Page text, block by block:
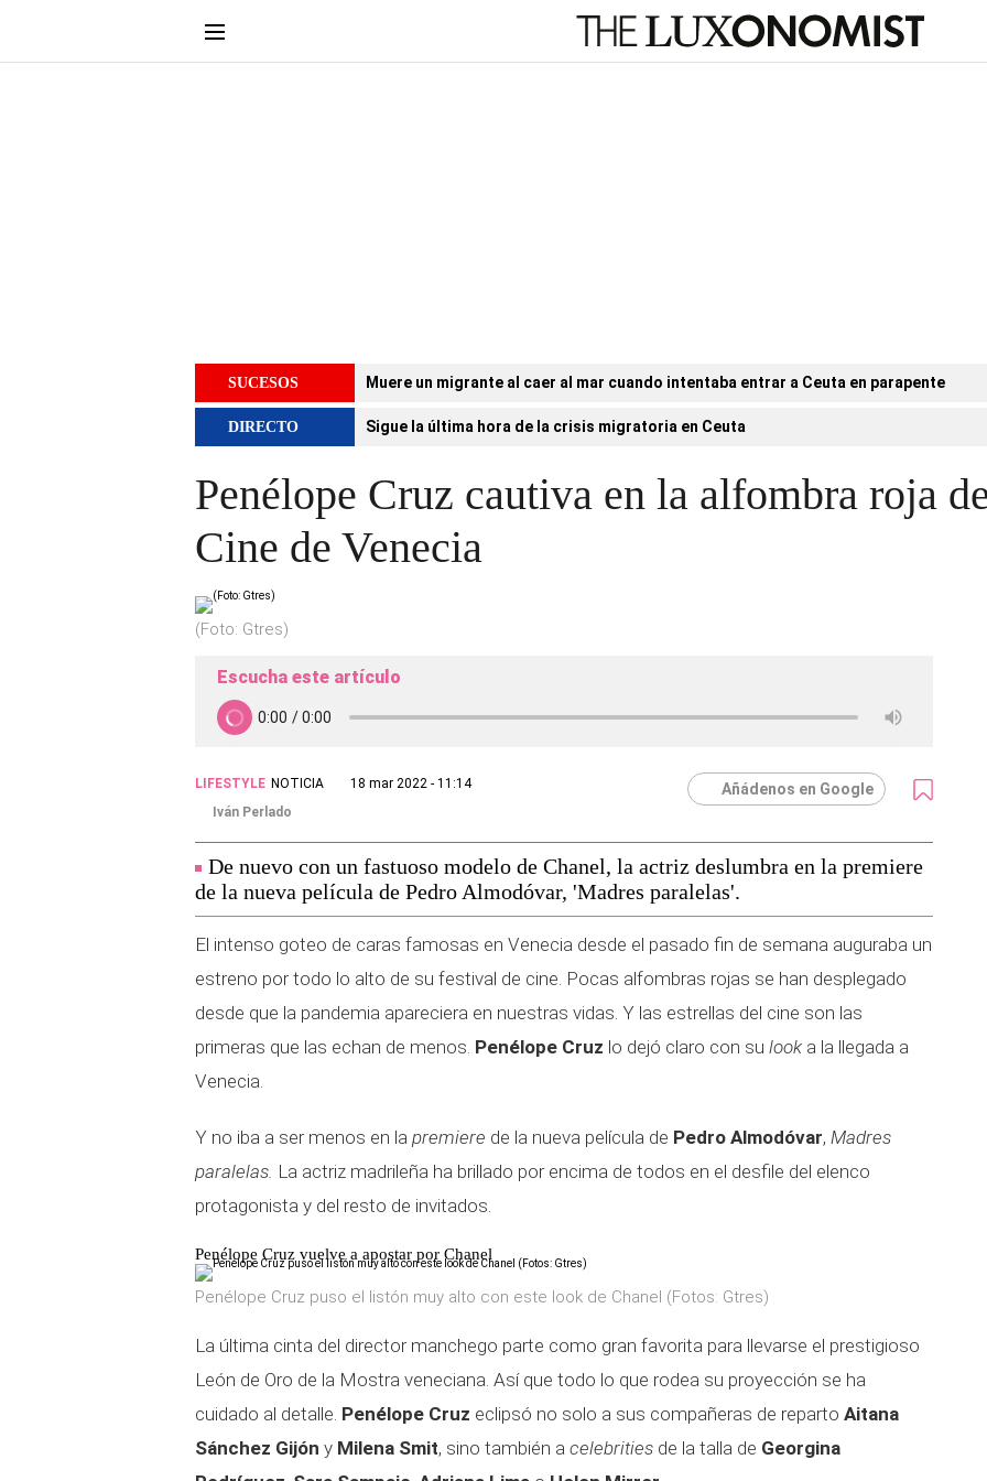
SUCESOS Muere un migrante al caer al mar cuando intentaba entrar a Ceuta en parapente
DIRECTO Sigue la última hora de la crisis migratoria en Ceuta
Penélope Cruz cautiva en la alfombra roja
Cine de Venecia
(Foto: Gtres)
Escucha este artículo
LIFESTYLE NOTICIA
18 mar 2022 - 11:14
Iván Perlado
Añádenos en Google
De nuevo con un fastuoso modelo de Chanel, la actriz deslumbra en la premiere
de la nueva película de Pedro Almodóvar, 'Madres paralelas'.
El intenso goteo de caras famosas en Venecia desde el pasado fin de semana auguraba un
estreno por todo lo alto de su festival de cine. Pocas alfombras rojas se han desplegado
desde que la pandemia apareciera en nuestras vidas. Y las estrellas del cine son las
primeras que las echan de menos. Penélope Cruz lo dejó claro con su look a la llegada a
Venecia.
Y no iba a ser menos en la premiere de la nueva película de Pedro Almodóvar, Madres
paralelas. La actriz madrileña ha brillado por encima de todos en el desfile del elenco
protagonista y del resto de invitados.
Penélope Cruz vuelve a apostar por Chanel
Penélope Cruz puso el listón muy alto con este look de Chanel (Fotos: Gtres)
La última cinta del director manchego parte como gran favorita para llevarse el prestigioso
León de Oro de la Mostra veneciana. Así que todo lo que rodea su proyección se ha
cuidado al detalle. Penélope Cruz eclipsó no solo a sus compañeras de reparto Aitana
Sánchez Gijón y Milena Smit, sino también a celebrities de la talla de Georgina